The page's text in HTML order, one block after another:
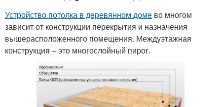
Устройство потолка в деревянном доме во многом
зависит от конструкции перекрытия и назначения
вышерасположенного помещения. Междуэтажная
конструкция – это многослойный пирог.